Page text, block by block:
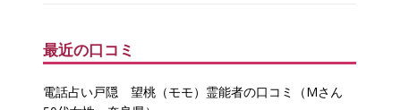
最近の口コミ
電話占い戸隠 望桃（モモ）霊能者の口コミ（Mさん